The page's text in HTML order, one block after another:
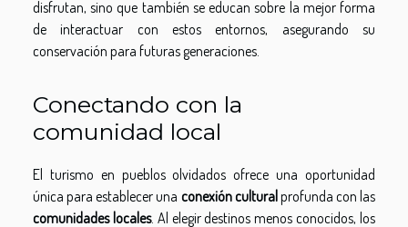
disfrutan, sino que también se educan sobre la mejor forma
de interactuar con estos entornos, asegurando su
conservación para futuras generaciones.
Conectando con la
comunidad local
El turismo en pueblos olvidados ofrece una oportunidad
única para establecer una conexión culturalprofunda con las
comunidades locales. Al elegir destinos menos conocidos, los